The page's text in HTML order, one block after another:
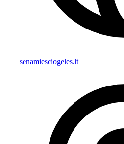
senamiesciogeles.lt